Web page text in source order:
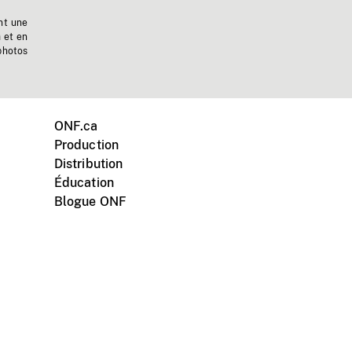
une
et en
ONF.ca
Production
Distribution
Éducation
Blogue ONF